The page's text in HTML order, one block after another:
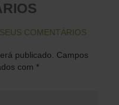
COMENTÁRIOS
publicado.
Campos
com *